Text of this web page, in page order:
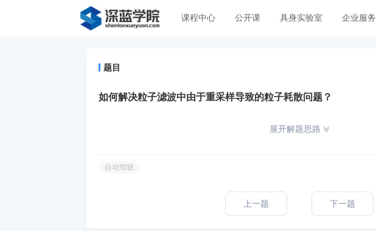
课程中心 公开课 具身实验室 企业服务
题目
如何解决粒子滤波中由于重采样导致的粒子耗散问题？
展开解题思路
自动驾驶
上一题 下一题